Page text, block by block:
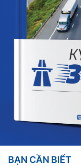
BẠN CẦN BIẾT